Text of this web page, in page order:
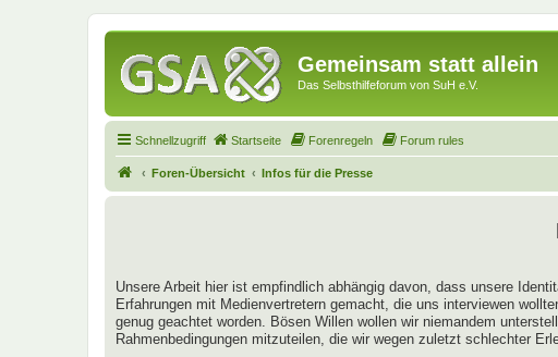
Gemeinsam statt allein
Das Selbsthilfeforum von SuH e.V.
Schnellzugriff Startseite Forenregeln Forum rules
Foren-Übersicht Infos für die Presse
Unsere Arbeit hier ist empfindlich abhängig davon, dass unsere
Erfahrungen mit Medienvertretern gemacht, die uns interviewen
genug geachtet worden. Bösen Willen wollen wir niemandem
Rahmenbedingungen mitzuteilen, die wir wegen zuletzt schlechter